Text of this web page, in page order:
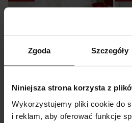
Zgoda Szczegóły
Niniejsza strona korzysta z
Wykorzystujemy pliki cookie do
i reklam, aby oferować funkcje